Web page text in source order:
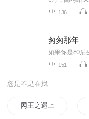
136
匆匆那年
151
您是不是在找：
网王之遇上幸福